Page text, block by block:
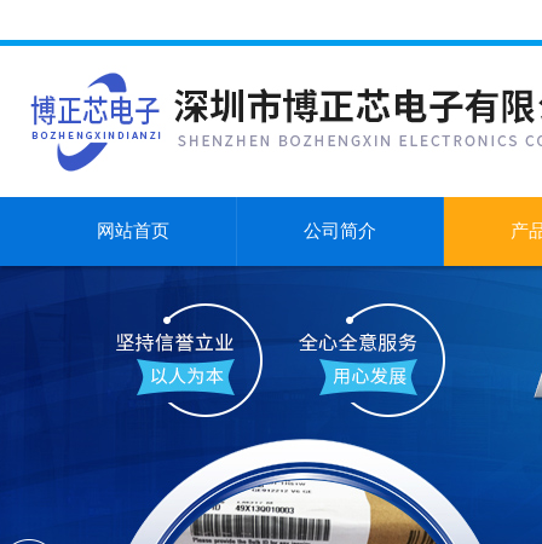
网站首页 公司简介 产